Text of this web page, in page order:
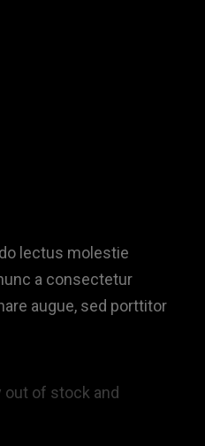
lectus molestie
a consectetur
augue, sed porttitor
of stock and